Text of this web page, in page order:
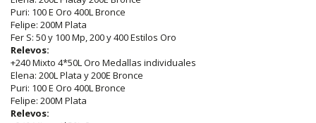
Puri: 100 E Oro 400L Bronce
Felipe: 200M Plata
Fer S: 50 y 100 Mp, 200 y 400 Estilos Oro
Relevos:
+240 Mixto 4*50L Oro Medallas individuales
Elena: 200L Plata y 200E Bronce
Puri: 100 E Oro 400L Bronce
Felipe: 200M Plata
Relevos: